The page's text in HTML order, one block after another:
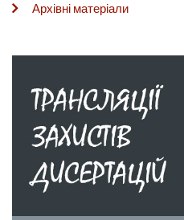
Архівні матеріали